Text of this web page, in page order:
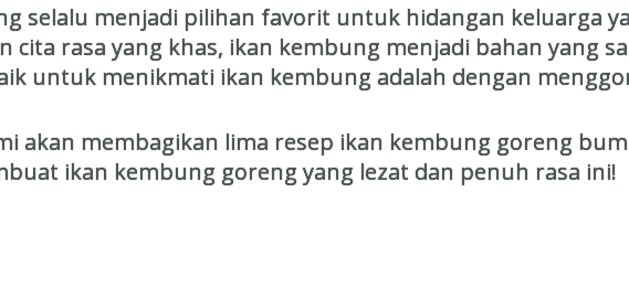
selalu menjadi pilihan favorit untuk hidangan keluarga
cita rasa yang khas, ikan kembung menjadi bahan yang
untuk menikmati ikan kembung adalah dengan
akan membagikan lima resep ikan kembung goreng
ikan kembung goreng yang lezat dan penuh rasa ini!